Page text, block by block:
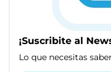
¡Suscribite al
Lo que necesitas